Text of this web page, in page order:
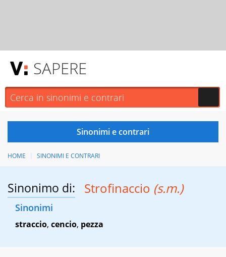
SAPERE
HOME SINONIMI E CONTRARI
Sinonimo di: Strofinaccio (s.m.)
Sinonimi
straccio, cencio, pezza